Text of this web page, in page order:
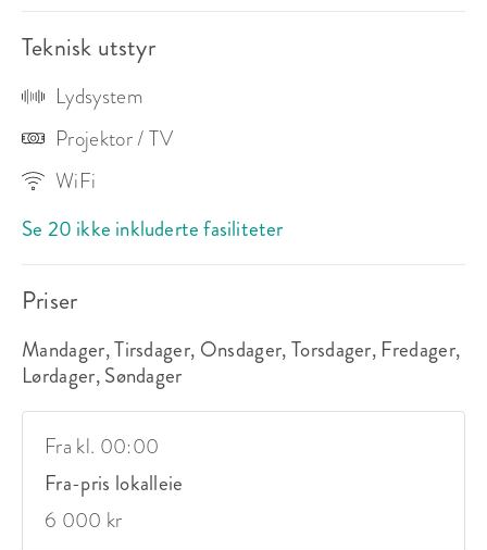
Teknisk utstyr
Lydsystem
Projektor / TV
WiFi
Se 20 ikke inkluderte fasiliteter
Priser
Mandager, Tirsdager, Onsdager, Torsdager, Fredager,
Lørdager, Søndager
Fra kl. 00:00
Fra-pris lokalleie
6 000 kr